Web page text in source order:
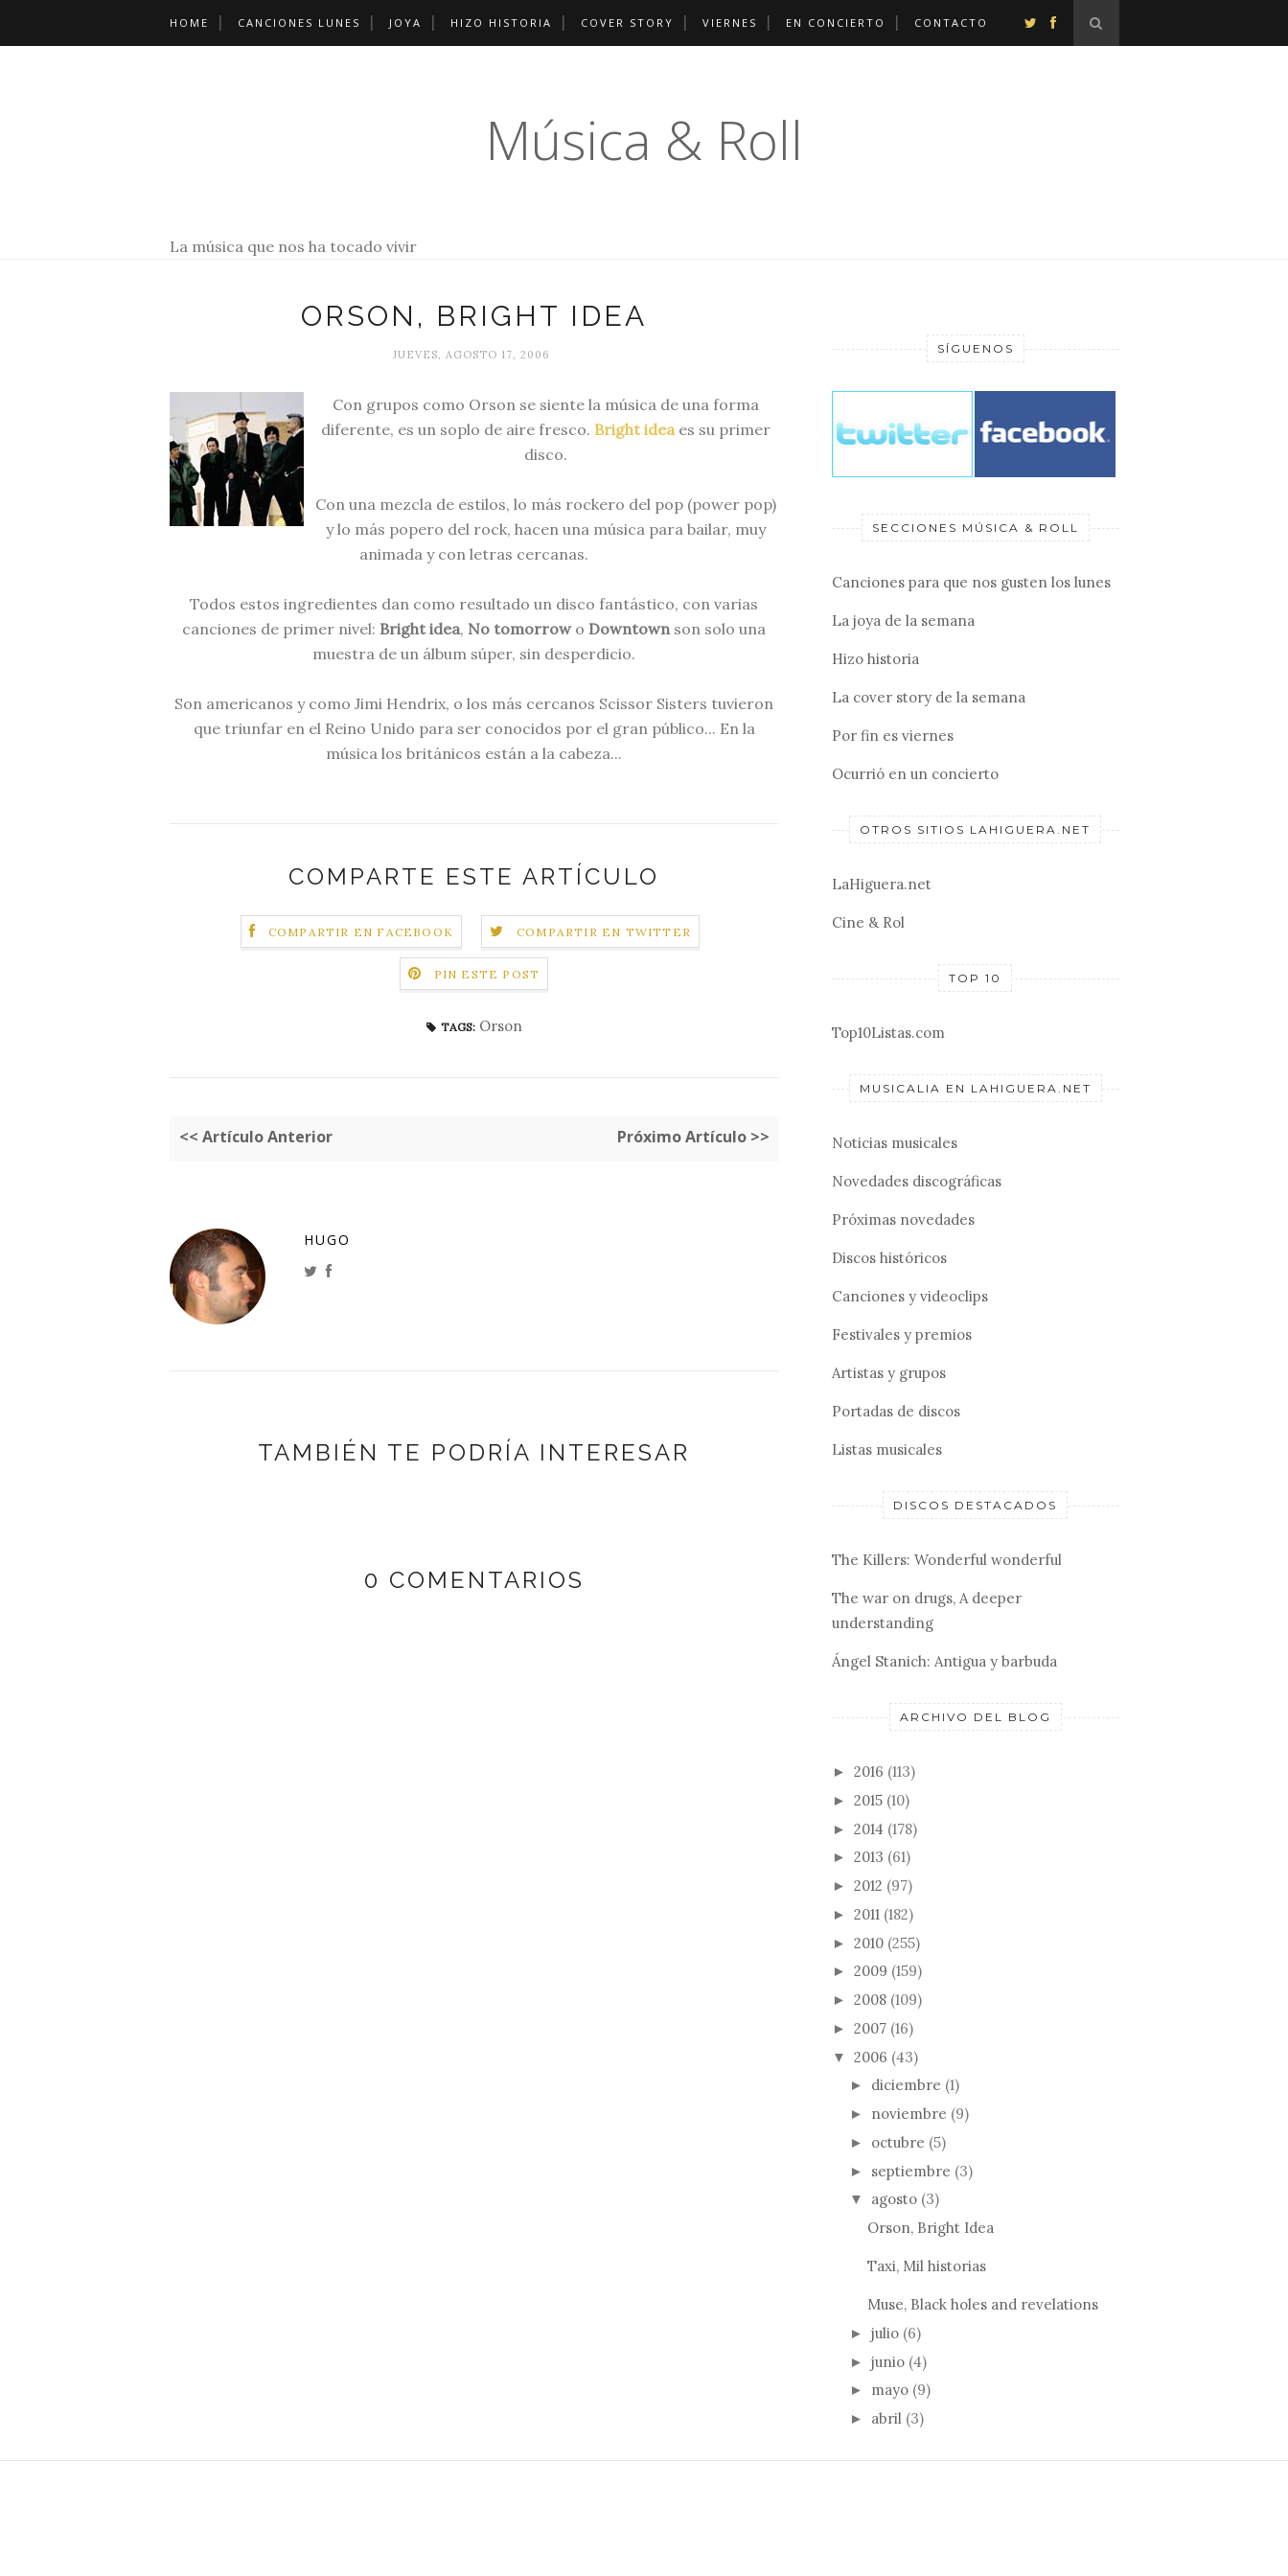
HOME CANCIONES LUNES JOYA HIZO HISTORIA COVER STORY VIERNES EN CONCIERTO CONTACTO
Música & Roll
La música que nos ha tocado vivir
ORSON, BRIGHT IDEA
JUEVES, AGOSTO 17, 2006
Con grupos como Orson se siente la música de una forma
diferente, es un soplo de aire fresco. Bright ideaes su primer
disco.
Con una mezcla de estilos, lo más rockero del pop (power pop)
y lo más popero del rock, hacen una música para bailar, muy
animada y con letras cercanas.
Todos estos ingredientes dan como resultado un disco fantástico, con varias
canciones de primer nivel: Bright idea, No tomorrowo Downtownson solo una
muestra de un álbum súper, sin desperdicio.
Son americanos y como Jimi Hendrix, o los más cercanos Scissor Sisters tuvieron
que triunfar en el Reino Unido para ser conocidos por el gran público... En la
música los británicos están a la cabeza...
COMPARTE ESTE ARTÍCULO
COMPARTIR EN FACEBOOK COMPARTIR EN TWITTER
PIN ESTE POST
TAGS: Orson
<< Artículo Anterior Próximo Artículo >>
HUGO
TAMBIÉN TE PODRÍA INTERESAR
0 COMENTARIOS
SÍGUENOS
SECCIONES MÚSICA & ROLL
Canciones para que nos gusten los lunes
La joya de la semana
Hizo historia
La cover story de la semana
Por fin es viernes
Ocurrió en un concierto
OTROS SITIOS LAHIGUERA.NET
LaHiguera.net
Cine & Rol
TOP 10
Top10Listas.com
MUSICALIA EN LAHIGUERA.NET
Noticias musicales
Novedades discográficas
Próximas novedades
Discos históricos
Canciones y videoclips
Festivales y premios
Artistas y grupos
Portadas de discos
Listas musicales
DISCOS DESTACADOS
The Killers: Wonderful wonderful
The war on drugs, A deeper
understanding
Ángel Stanich: Antigua y barbuda
ARCHIVO DEL BLOG
► 2016 (113)
► 2015 (10)
► 2014 (178)
► 2013 (61)
► 2012 (97)
► 2011 (182)
► 2010 (255)
► 2009 (159)
► 2008 (109)
► 2007 (16)
▼ 2006 (43)
► diciembre (1)
► noviembre (9)
► octubre (5)
► septiembre (3)
▼ agosto (3)
Orson, Bright Idea
Taxi, Mil historias
Muse, Black holes and revelations
► julio (6)
► junio (4)
► mayo (9)
► abril (3)